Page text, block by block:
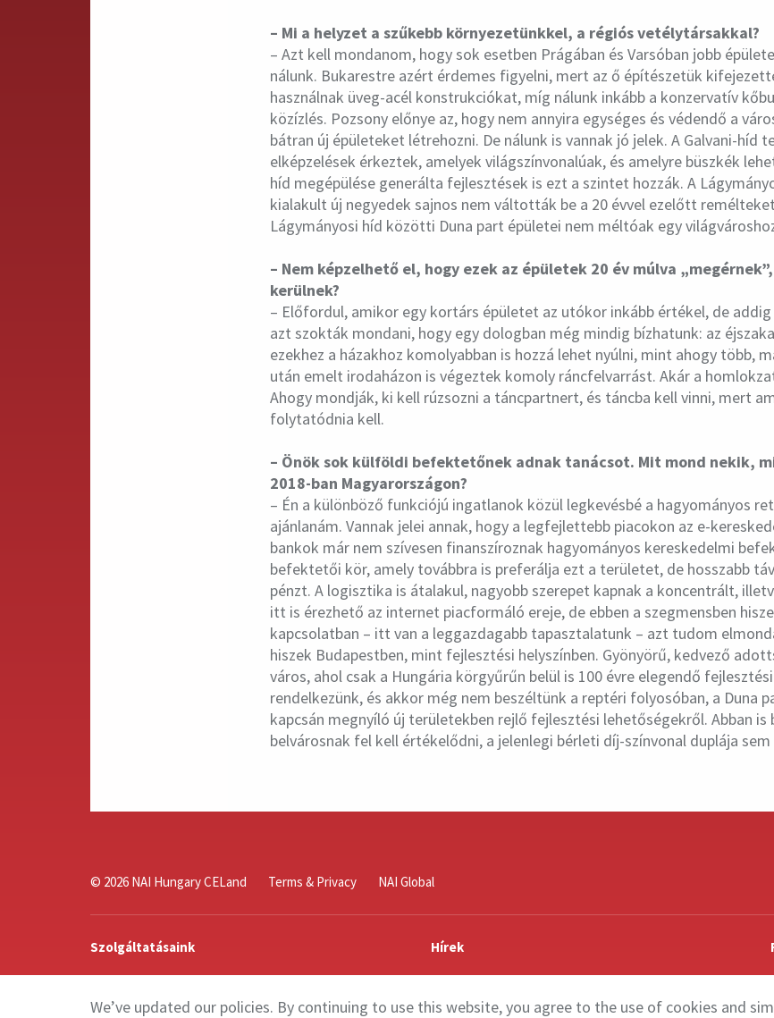
– Mi a helyzet a szűkebb környezetünkkel, a régiós vetélytársakkal?
– Azt kell mondanom, hogy sok esetben Prágában és Varsóban jobb
nálunk. Bukarestre azért érdemes figyelni, mert az ő építészetük
használnak üveg-acél konstrukciókat, míg nálunk inkább a konzervatív
közízlés. Pozsony előnye az, hogy nem annyira egységes és védendő a
bátran új épületeket létrehozni. De nálunk is vannak jó jelek. A Galvani-híd
elképzelések érkeztek, amelyek világszínvonalúak, és amelyre büszkék
híd megépülése generálta fejlesztések is ezt a szintet hozzák. A
kialakult új negyedek sajnos nem váltották be a 20 évvel ezelőtt
Lágymányosi híd közötti Duna part épületei nem méltóak egy
– Nem képzelhető el, hogy ezek az épületek 20 év múlva
kerülnek?
– Előfordul, amikor egy kortárs épületet az utókor inkább értékel, de
azt szokták mondani, hogy egy dologban még mindig bízhatunk: az
ezekhez a házakhoz komolyabban is hozzá lehet nyúlni, mint ahogy több,
után emelt irodaházon is végeztek komoly ráncfelvarrást. Akár a
Ahogy mondják, ki kell rúzsozni a táncpartnert, és táncba kell vinni, mert
folytatódnia kell.
– Önök sok külföldi befektetőnek adnak tanácsot. Mit mond nekik,
2018-ban Magyarországon?
– Én a különböző funkciójú ingatlanok közül legkevésbé a hagyományos
ajánlanám. Vannak jelei annak, hogy a legfejlettebb piacokon az e-
bankok már nem szívesen finanszíroznak hagyományos kereskedelmi
befektetői kör, amely továbbra is preferálja ezt a területet, de hosszabb
pénzt. A logisztika is átalakul, nagyobb szerepet kapnak a koncentrált,
itt is érezhető az internet piacformáló ereje, de ebben a szegmensben
kapcsolatban – itt van a leggazdagabb tapasztalatunk – azt tudom
hiszek Budapestben, mint fejlesztési helyszínben. Gyönyörű, kedvező
város, ahol csak a Hungária körgyűrűn belül is 100 évre elegendő
rendelkezünk, és akkor még nem beszéltünk a reptéri folyosóban, a Duna
kapcsán megnyíló új területekben rejlő fejlesztési lehetőségekről. Abban is
belvárosnak fel kell értékelődni, a jelenlegi bérleti díj-színvonal duplája sem
© 2026 NAI Hungary CELand Terms & Privacy NAI Global
Szolgáltatásaink Hírek
We’ve updated our policies. By continuing to use this website, you agree to the use of cookies and